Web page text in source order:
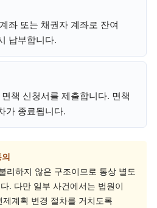
좌 또는 채권자 계좌로 잔여
납부합니다.
책 신청서를 제출합니다. 면책
가 종료됩니다.
리하지 않은 구조이므로 통상 별도
. 다만 일부 사건에서는 법원이
계획 변경 절차를 거치도록